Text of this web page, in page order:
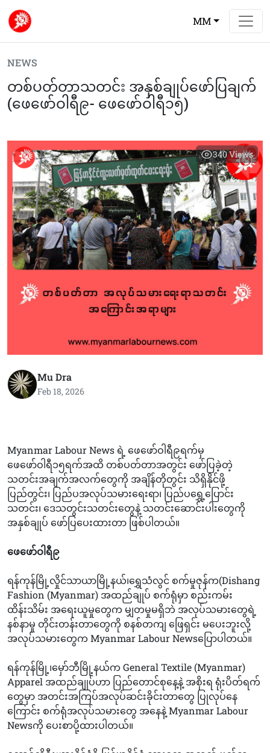
MM
NEWS
တစ်ပတ်တာသတင်း အနှစ်ချုပ်ဖော်ပြချက်
(ဖေဖော်ဝါရီ၉-‌‌ ဖေဖော်ဝါရီ၁၅)
340Views
Mu Dra
Feb 18, 2026
Myanmar Labour News ရဲ့ ဖေဖော်ဝါရီ၉ရက်မှ
ဖေဖော်ဝါရီ၁၅ရက်အထိ တစ်ပတ်တာအတွင်း ဖော်ပြခဲ့တဲ့
သတင်းအချက်အလက်တွေကို အချိန်တိုတွင်း သိရှိနိုင်ဖို့
ပြည်တွင်း၊ ပြည်ပအလုပ်သမားရေးရာ၊ ပြည်ပရွှေ့ပြောင်း
သတင်း၊ ဒေသတွင်းသတင်းတွေနဲ့ သတင်းဆောင်းပါးတွေကို
အနှစ်ချုပ် ဖော်ပြပေးထားတာ ဖြစ်ပါတယ်။
ဖေဖော်ဝါရီ၉
ရန်ကုန်မြို့လှိုင်သာယာမြို့နယ်၊ရွှေသံလွင် စက်မှုဇုန်က(Dishang
Fashion (Myanmar) အထည်ချုပ် စက်ရုံမှာ စည်းကမ်း
ထိန်းသိမ်း အရေးယူမှုတွေက မျှတမှုမရှိဘဲ အလုပ်သမားတွေရဲ့
နစ်နာမှု တိုင်းတန်းတာတွေကို စနစ်တကျ ဖြေရှင်း မပေးဘူးလို့
အလုပ်သမားတွေက Myanmar Labour Newsပြောပါတယ်။
ရန်ကုန်မြို့၊မှော်ဘီမြို့နယ်က General Textile (Myanmar)
Apparel အထည်ချုပ်ဟာ ပြည်တောင်စုနေ့နဲ့ အစိုးရ ရုံးပိတ်ရက်
တွေမှာ အတင်းအကြပ်အလုပ်ဆင်းခိုင်းတာတွေ ပြုလုပ်နေ
ကြောင်း စက်ရုံအလုပ်သမားတွေ အနေနဲ့ Myanmar Labour
Newsကို ပေးစာပို့ထားပါတယ်။